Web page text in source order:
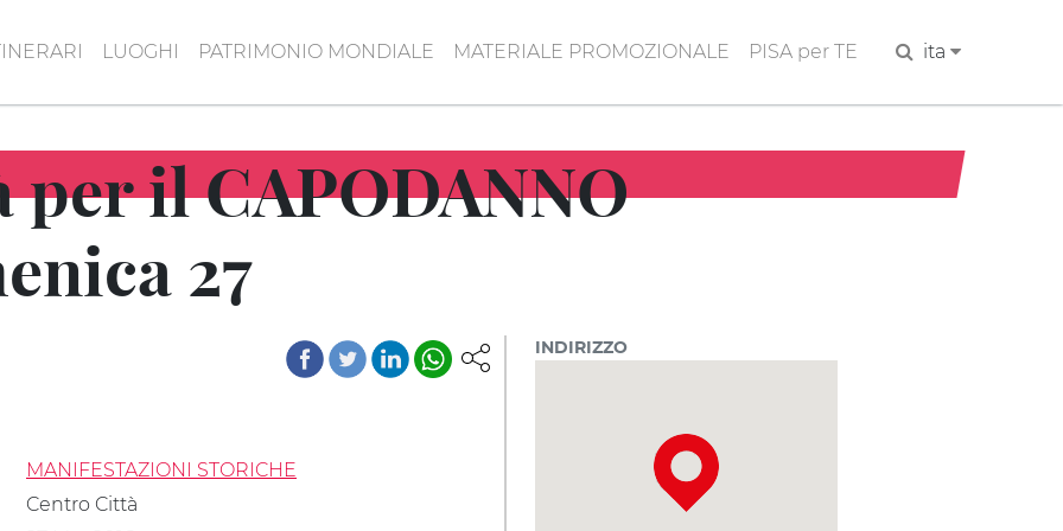
LUOGHI PATRIMONIO MONDIALE MATERIALE PROMOZIONALE PISA per TE Cerca ita
il CAPODANNO
27
MANIFESTAZIONI STORICHE
Centro Città
INDIRIZZO